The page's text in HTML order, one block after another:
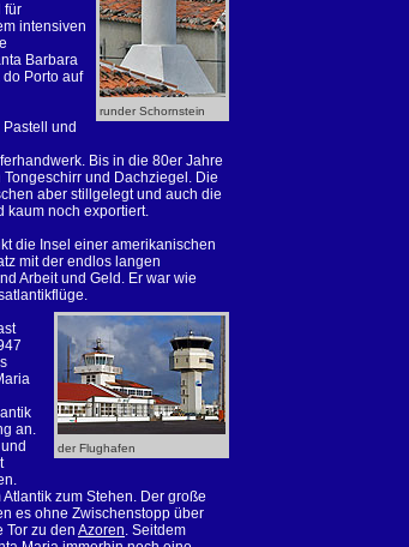
runder Schornstein
für
intensiven
Barbara
Porto auf
und
Bis in die 80er Jahre
und Dachziegel. Die
aber stillgelegt und auch die
kaum noch exportiert.
die Insel einer amerikanischen
mit der endlos langen
Arbeit und Geld. Er war wie
der Flughafen
an.
zum Stehen. Der große
es ohne Zwischenstopp über
Tor zu den Azoren. Seitdem